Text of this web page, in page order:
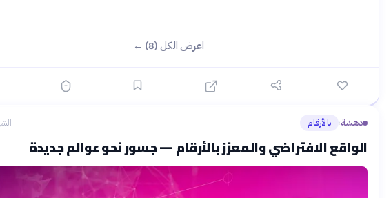
اعرض الكل (8) ←
دهشة› بالأرقام
الواقع الافتراضي والمعزز بالأرقام — جسور نحو عوالم جديدة